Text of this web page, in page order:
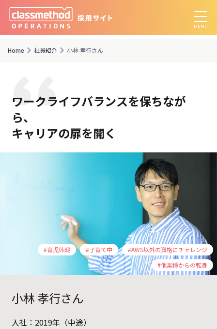
Home 社員紹介 小林 孝行さん
ワークライフバランスを保ちなが
ら、
キャリアの扉を開く
#育児休暇 #子育て中
#AWS以外の資格にチャレンジ
#他業種からの転身
小林 孝行さん
入社：2019年（中途）